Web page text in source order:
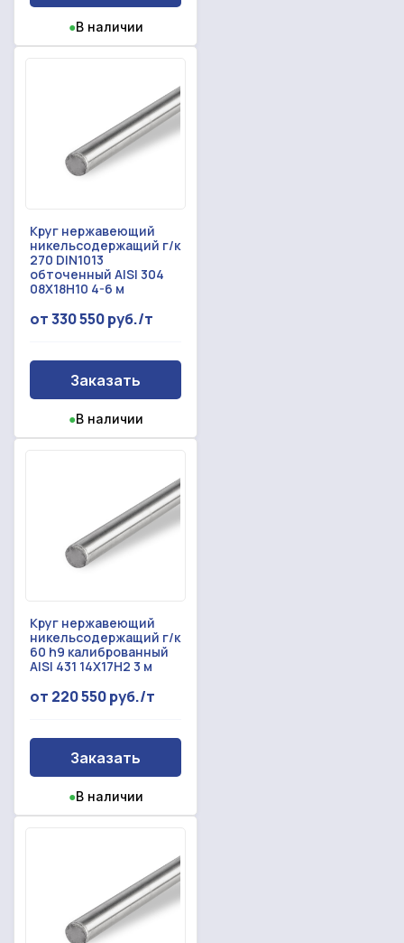
●В наличии
Круг нержавеющий
никельсодержащий г/к
270 DIN1013
обточенный AISI 304
08Х18Н10 4-6 м
от 330 550 руб./т
Заказать
●В наличии
Круг нержавеющий
никельсодержащий г/к
60 h9 калиброванный
AISI 431 14Х17Н2 3 м
от 220 550 руб./т
Заказать
●В наличии